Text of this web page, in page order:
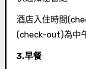
酒店入住時間
(check-out)為中
3.早餐